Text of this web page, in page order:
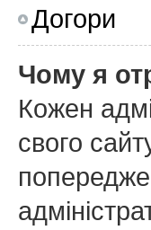
Догори
Чому я
Кожен
свого